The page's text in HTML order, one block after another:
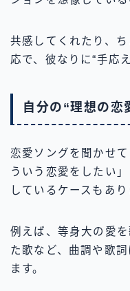
共感してくれたり、
応で、彼なりに“手応
自分の“理想の恋
恋愛ソングを聞かせ
ういう恋愛をしたい
しているケースもあり
例えば、等身大の愛
た歌など、曲調や歌
ます。